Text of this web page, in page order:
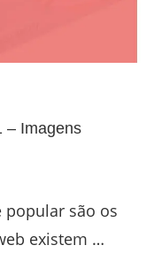
– Imagens
popular são os
existem …